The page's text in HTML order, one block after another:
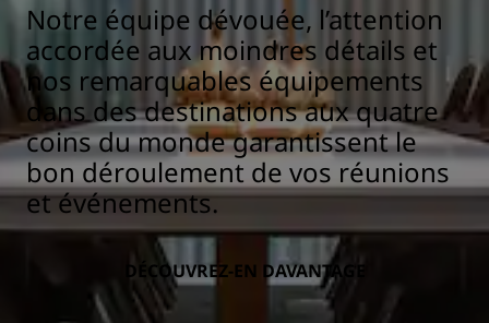
Notre équipe dévouée, l’attention
accordée aux moindres détails et
nos remarquables équipements
dans des destinations aux quatre
coins du monde garantissent le
bon déroulement de vos réunions
et événements.
DÉCOUVREZ-EN DAVANTAGE